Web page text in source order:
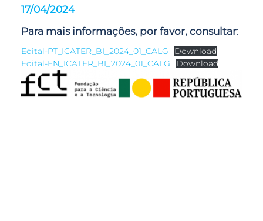
17/04/2024
Para mais informações, por favor, consultar:
Edital-PT_ICATER_BI_2024_01_CALG
Download
Edital-EN_ICATER_BI_2024_01_CALG
Download